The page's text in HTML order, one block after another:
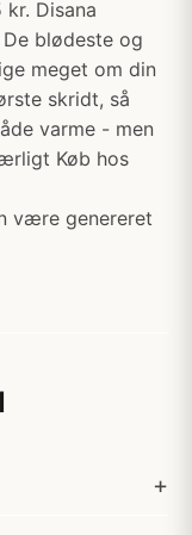
kr. Disana
blødeste og
meget om din
skridt, så
varme - men
Køb hos
være genereret